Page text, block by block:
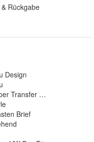
Rückgabe
Design
Transfer Abziebild
Brief